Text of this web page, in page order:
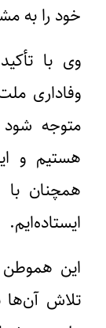
خود را به
وی با
وفاداری
متوجه
هستیم و
همچنان با
ایستاده‌ایم.
این هموطن
تلاش آن‌ها